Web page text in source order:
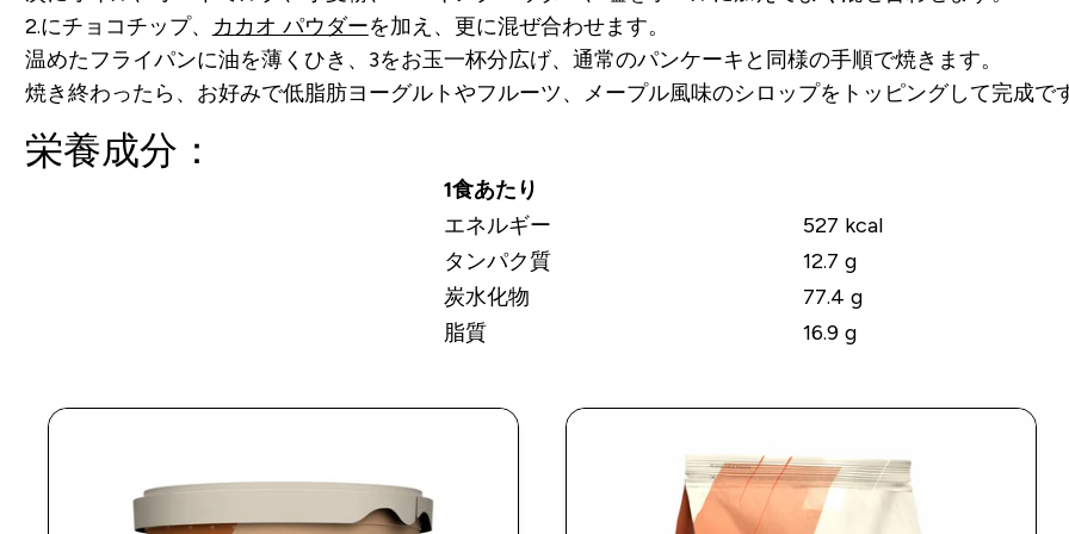
2.にチョコチップ、
カカオ パウダーを加え、更に混ぜ合わせます。
温めたフライパンに油を薄くひき、3をお玉一杯分広げ、通常のパンケーキと同様の手順で焼きます。
焼き終わったら、お好みで低脂肪ヨーグルトやフルーツ、メープル風味のシロップをトッピングして完成で
栄養成分：
1食あたり
エネルギー
527 kcal
タンパク質
12.7 g
炭水化物
77.4 g
脂質
16.9 g